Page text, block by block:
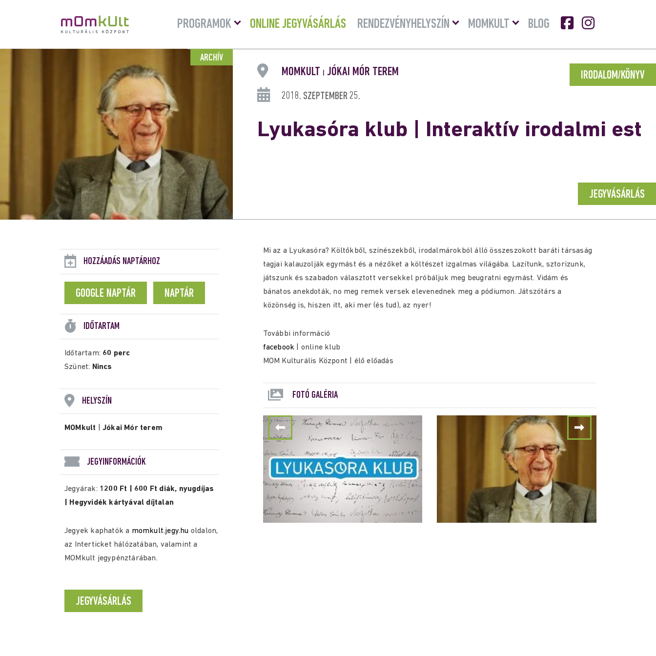
PROGRAMOK
Menü
lenyitása
ONLINE JEGYVÁSÁRLÁS RENDEZVÉNYHELYSZÍN
Menü
lenyitásaMOMKULT
Menü
lenyitása
BLOG
ARCHÍV
IRODALOM/KÖNYV
MOMKULT JÓKAI MÓR TEREM
2018. SZEPTEMBER 25.
Lyukasóra klub | Interaktív irodalmi est
JEGYVÁSÁRLÁS
HOZZÁADÁS NAPTÁRHOZ
GOOGLE NAPTÁR NAPTÁR
IDŐTARTAM
Időtartam: 60 perc
Szünet: Nincs
HELYSZÍN
MOMkult |Jókai Mór terem
JEGYINFORMÁCIÓK
Jegyárak: 1200 Ft | 600 Ft diák, nyugdíjas
| Hegyvidék kártyával díjtalan
Jegyek kaphatók a momkult.jegy.hu oldalon,
az Interticket hálózatában, valamint a
MOMkult jegypénztárában.
JEGYVÁSÁRLÁS
Mi az a Lyukasóra? Költőkből, színészekből, irodalmárokból álló összeszokott baráti társaság
tagjai kalauzolják egymást és a nézőket a költészet izgalmas világába. Lazítunk, sztorizunk,
játszunk és szabadon választott versekkel próbáljuk meg beugratni egymást. Vidám és
bánatos anekdoták, no meg remek versek elevenednek meg a pódiumon. Játszótárs a
közönség is, hiszen itt, aki mer (és tud), az nyer!
További információ
facebook | online klub
MOM Kulturális Központ | élő előadás
FOTÓ GALÉRIA